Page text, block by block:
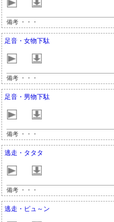
備考 ・・・
足音・女物下駄
備考 ・・・
足音・男物下駄
備考 ・・・
逃走・タタタ
備考 ・・・
逃走・ピュ～ン